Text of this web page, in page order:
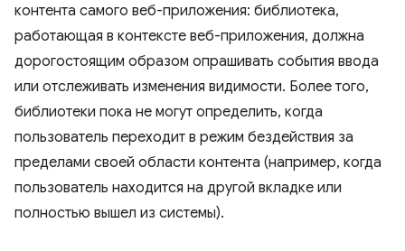
контента самого веб-приложения: библиотека,
работающая в контексте веб-приложения, должна
дорогостоящим образом опрашивать события ввода
или отслеживать изменения видимости. Более того,
библиотеки пока не могут определить, когда
пользователь переходит в режим бездействия за
пределами своей области контента (например, когда
пользователь находится на другой вкладке или
полностью вышел из системы).